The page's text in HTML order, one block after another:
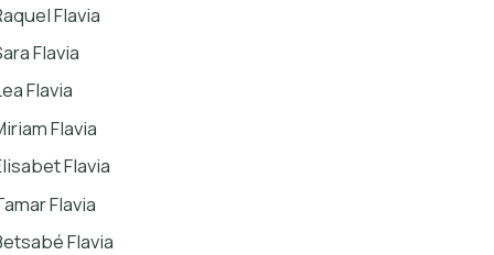
Flavia
Flavia
Flavia
Flavia
Flavia
Flavia
Flavia